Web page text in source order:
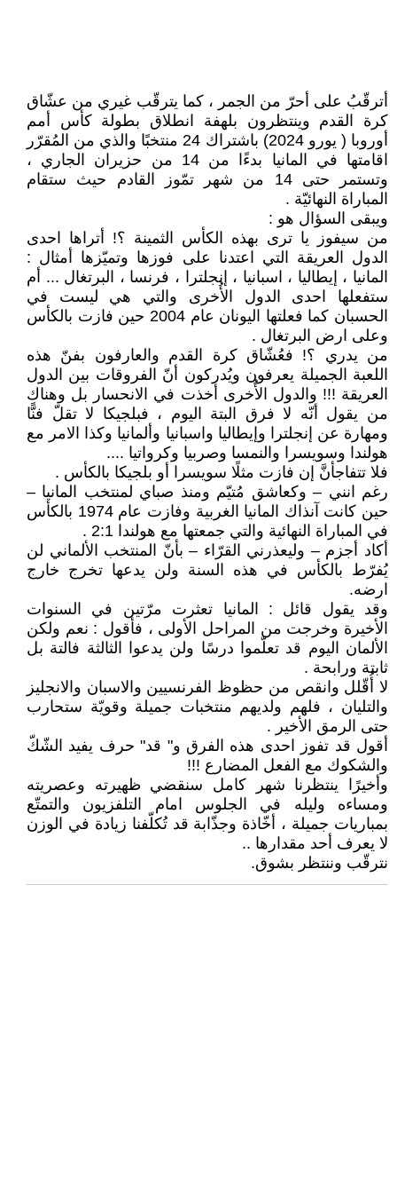
أترقّبُ على أحرّ من الجمر ، كما يترقّب غيري من عشّاق
كرة القدم وينتظرون بلهفة انطلاق بطولة كأس أمم
أوروبا ( يورو 2024) باشتراك 24 منتخبًا والذي من المُقرّر
اقامتها في المانيا بدءًا من 14 من حزيران الجاري ،
وتستمر حتى 14 من شهر تمّوز القادم حيث ستقام
المباراة النهائيّة .
ويبقى السؤال هو :
من سيفوز يا ترى بهذه الكأس الثمينة ؟! أتراها احدى
الدول العريقة التي اعتدنا على فوزها وتميّزها أمثال :
المانيا ، إيطاليا ، اسبانيا ، إنجلترا ، فرنسا ، البرتغال ... أم
ستفعلها احدى الدول الأُخرى والتي هي ليست في
الحسبان كما فعلتها اليونان عام 2004 حين فازت بالكأس
وعلى ارض البرتغال .
من يدري ؟! فعُشّاق كرة القدم والعارفون بفنّ هذه
اللعبة الجميلة يعرفون ويُدركون أنّ الفروقات بين الدول
العريقة !!! والدول الأُخرى أخذت في الانحسار بل وهناك
من يقول أنّه لا فرق البتة اليوم ، فبلجيكا لا تقلّ فنًّا
ومهارة عن إنجلترا وإيطاليا واسبانيا وألمانيا وكذا الامر مع
هولندا وسويسرا والنمسا وصربيا وكرواتيا ....
فلا تتفاجأنَّ إن فازت مثلًا سويسرا أو بلجيكا بالكأس .
رغم انني – وكعاشق مُتيّم ومنذ صباي لمنتخب المانيا –
حين كانت آنذاك المانيا الغربية وفازت عام 1974 بالكأس
في المباراة النهائية والتي جمعتها مع هولندا 2:1 .
أكاد أجزم – وليعذرني القرّاء – بأنّ المنتخب الألماني لن
يُفرّط بالكأس في هذه السنة ولن يدعها تخرج خارج
ارضه.
وقد يقول قائل : المانيا تعثرت مرّتين في السنوات
الأخيرة وخرجت من المراحل الأولى ، فأقول : نعم ولكن
الألمان اليوم قد تعلّموا درسًا ولن يدعوا الثالثة فالتة بل
ثابتة ورابحة .
لا أُقّلل وانقص من حظوظ الفرنسيين والاسبان والانجليز
والتليان ، فلهم ولديهم منتخبات جميلة وقويّة ستحارب
حتى الرمق الأخير .
أقول قد تفوز احدى هذه الفرق و" قد" حرف يفيد الشّكّ
والشكوك مع الفعل المضارع !!!
وأخيرًا ينتظرنا شهر كامل سنقضي ظهيرته وعصريته
ومساءه وليله في الجلوس امام التلفزيون والتمتّع
بمباريات جميلة ، أخّاذة وجذّابة قد تُكلّفنا زيادة في الوزن
لا يعرف أحد مقدارها ..
نترقّب وننتظر بشوق.